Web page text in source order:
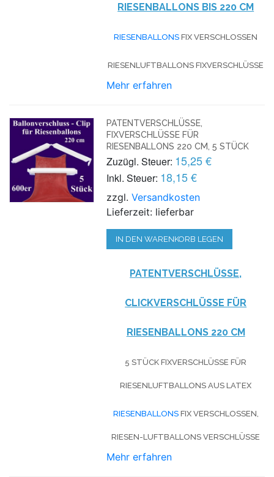
RIESENBALLONS BIS 220 CM
RIESENBALLONS FIX VERSCHLOSSEN
RIESENLUFTBALLONS FIXVERSCHLÜSSE
Mehr erfahren
PATENTVERSCHLÜSSE,
FIXVERSCHLÜSSE FÜR
RIESENBALLONS 220 CM, 5 STÜCK
Zuzügl. Steuer: 15,25 €
Inkl. Steuer: 18,15 €
zzgl.Versandkosten
Lieferzeit: lieferbar
IN DEN WARENKORB LEGEN
PATENTVERSCHLÜSSE,
CLICKVERSCHLÜSSE FÜR
RIESENBALLONS 220 CM
5 STÜCK FIXVERSCHLÜSSE FÜR
RIESENLUFTBALLONS AUS LATEX
RIESENBALLONSFIX VERSCHLOSSEN,
RIESEN-LUFTBALLONS VERSCHLÜSSE
Mehr erfahren